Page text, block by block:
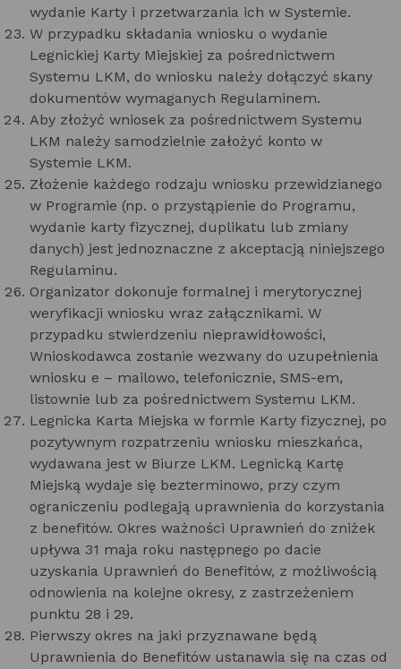
wydanie Karty i przetwarzania ich w Systemie.
W przypadku składania wniosku o wydanie
Legnickiej Karty Miejskiej za pośrednictwem
Systemu LKM, do wniosku należy dołączyć skany
dokumentów wymaganych Regulaminem.
Aby złożyć wniosek za pośrednictwem Systemu
LKM należy samodzielnie założyć konto w
Systemie LKM.
Złożenie każdego rodzaju wniosku przewidzianego
w Programie (np. o przystąpienie do Programu,
wydanie karty fizycznej, duplikatu lub zmiany
danych) jest jednoznaczne z akceptacją niniejszego
Regulaminu.
Organizator dokonuje formalnej i merytorycznej
weryfikacji wniosku wraz załącznikami. W
przypadku stwierdzeniu nieprawidłowości,
Wnioskodawca zostanie wezwany do uzupełnienia
wniosku e – mailowo, telefonicznie, SMS-em,
listownie lub za pośrednictwem Systemu LKM.
Legnicka Karta Miejska w formie Karty fizycznej, po
pozytywnym rozpatrzeniu wniosku mieszkańca,
wydawana jest w Biurze LKM. Legnicką Kartę
Miejską wydaje się bezterminowo, przy czym
ograniczeniu podlegają uprawnienia do korzystania
z benefitów. Okres ważności Uprawnień do zniżek
upływa 31 maja roku następnego po dacie
uzyskania Uprawnień do Benefitów, z możliwością
odnowienia na kolejne okresy, z zastrzeżeniem
punktu 28 i 29.
Pierwszy okres na jaki przyznawane będą
Uprawnienia do Benefitów ustanawia się na czas od